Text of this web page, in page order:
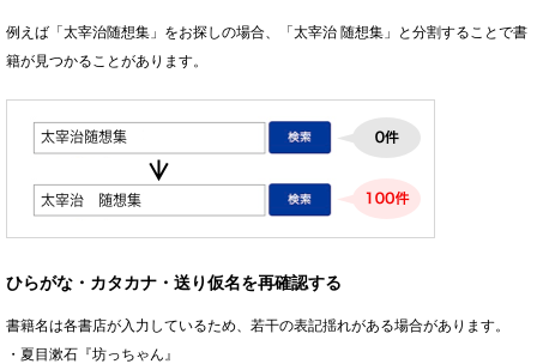
例えば「太宰治随想集」をお探しの場合、「太宰治 随想集」と分割することで書
籍が見つかることがあります。
ひらがな・カタカナ・送り仮名を再確認する
書籍名は各書店が入力しているため、若干の表記揺れがある場合があります。
・夏目漱石『坊っちゃん』